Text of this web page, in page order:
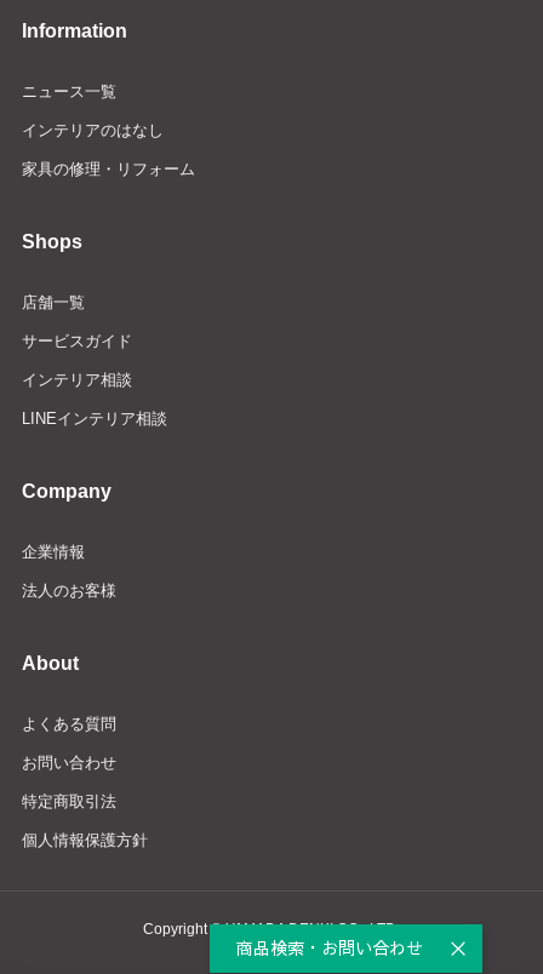
Information
ニュース一覧
インテリアのはなし
家具の修理・リフォーム
Shops
店舗一覧
サービスガイド
インテリア相談
LINEインテリア相談
Company
企業情報
法人のお客様
About
よくある質問
お問い合わせ
特定商取引法
個人情報保護方針
Copyright © YAMADA DENKI CO., LTD.
商品検索・お問い合わせ